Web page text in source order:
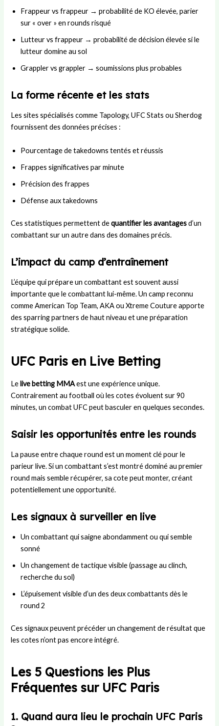
Frappeur vs frappeur → probabilité de KO élevée, parier
sur « over » en rounds risqué
Lutteur vs frappeur → probabilité de décision élevée si le
lutteur domine au sol
Grappler vs grappler → soumissions plus probables
La forme récente et les stats
Les sites spécialisés comme Tapology, UFC Stats ou Sherdog
fournissent des données précises :
Pourcentage de takedowns tentés et réussis
Frappes significatives par minute
Précision des frappes
Défense aux takedowns
Ces statistiques permettent dequantifier les avantagesd’un
combattant sur un autre dans des domaines précis.
L’impact du camp d’entraînement
L’équipe qui prépare un combattant est souvent aussi
importante que le combattant lui-même. Un camp reconnu
comme American Top Team, AKA ou Xtreme Couture apporte
des sparring partners de haut niveau et une préparation
stratégique solide.
UFC Paris en Live Betting
Lelive betting MMAest une expérience unique.
Contrairement au football où les cotes évoluent sur 90
minutes, un combat UFC peut basculer en quelques secondes.
Saisir les opportunités entre les rounds
La pause entre chaque round est un moment clé pour le
parieur live. Si un combattant s’est montré dominé au premier
round mais semble récupérer, sa cote peut monter, créant
potentiellement une opportunité.
Les signaux à surveiller en live
Un combattant qui saigne abondamment ou qui semble
sonné
Un changement de tactique visible (passage au clinch,
recherche du sol)
L’épuisement visible d’un des deux combattants dès le
round 2
Ces signaux peuvent précéder un changement de résultat que
les cotes n’ont pas encore intégré.
Les 5 Questions les Plus
Fréquentes sur UFC Paris
1. Quand aura lieu le prochain UFC Paris